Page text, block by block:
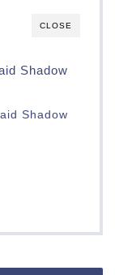
CLOSE
Shadow
Shadow